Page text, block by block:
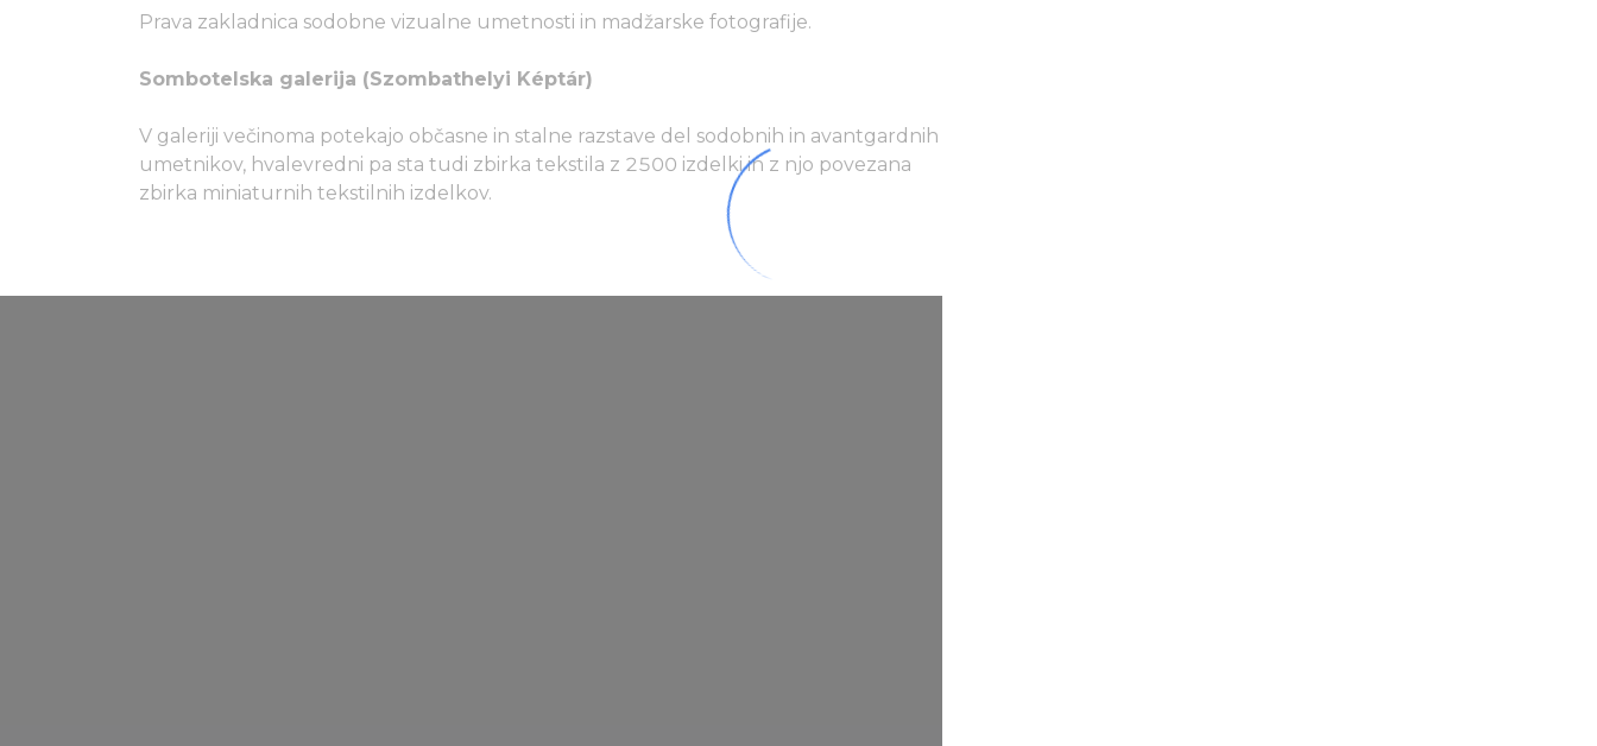
Prava zakladnica sodobne vizualne umetnosti in madžarske fotografije.
Sombotelska galerija (Szombathelyi Képtár)
V galeriji večinoma potekajo občasne in stalne razstave del sodobnih in avantgardnih
umetnikov, hvalevredni pa sta tudi zbirka tekstila z 2500 izdelki in z njo povezana
zbirka miniaturnih tekstilnih izdelkov.